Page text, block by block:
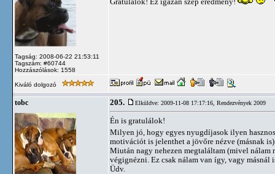
Tagság: 2008-06-22 21:53:11
Tagszám: #60744
Hozzászólások: 1558
Kiváló dolgozó
tobc 205. Elküldve: 2009-11-08 17:17:16, Rendezvények 2009
Én is gratulálok!
Milyen jó, hogy egyes nyugdíjasok ilyen
motivációt is jelenthet a jövőre nézve (másnak
Miután nagy nehezen megtaláltam (mivel nálam
végignézni. Ez csak nálam van így, vagy másnál
Üdv.